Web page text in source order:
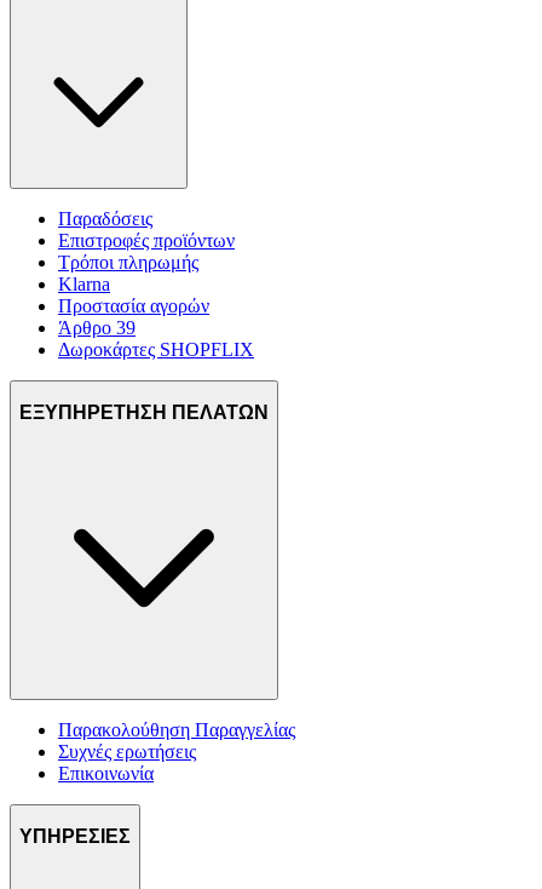
Παραδόσεις
Επιστροφές προϊόντων
Τρόποι πληρωμής
Klarna
Προστασία αγορών
Άρθρο 39
Δωροκάρτες SHOPFLIX
ΕΞΥΠΗΡΕΤΗΣΗ ΠΕΛΑΤΩΝ
Παρακολούθηση Παραγγελίας
Συχνές ερωτήσεις
Επικοινωνία
ΥΠΗΡΕΣΙΕΣ